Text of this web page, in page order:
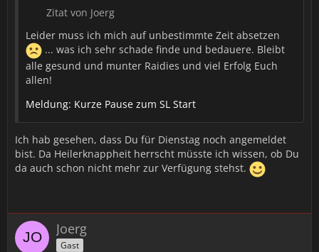
Zitat von Joerg
Leider muss ich mich auf unbestimmte Zeit absetzen
... was ich sehr schade finde und bedauere. Bleibt
alle gesund und munter Raidies und viel Erfolg Euch
allen!
Meldung: Kurze Pause zum SL Start
Ich hab gesehen, dass Du für Dienstag noch angemeldet
bist. Da Heilerknappheit herrscht müsste ich wissen, ob Du
da auch schon nicht mehr zur Verfügung stehst.
Joerg
Gast